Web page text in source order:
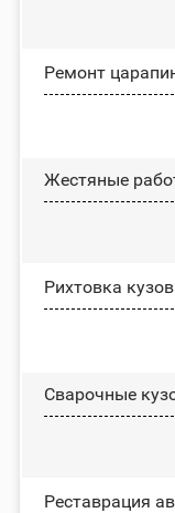
Ремонт
Жестяные
Рихтовка
Сварочные
Реставрация